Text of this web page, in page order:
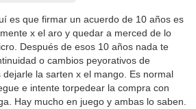
es que firmar un acuerdo de 10 años es
x el aro y quedar a merced de lo
Después de esos 10 años nada te
o cambios peyorativos de
dejarle la sarten x el mango. Es normal
e intente torpedear la compra con
Hay mucho en juego y ambas lo saben.